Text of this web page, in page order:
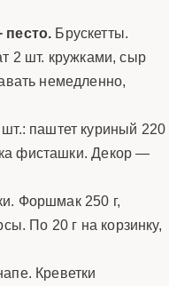
песто. Брускетты.
2 шт. кружками, сыр
немедленно,
паштет куриный 220
фисташки. Декор —
Форшмак 250 г,
По 20 г на корзинку,
Креветки